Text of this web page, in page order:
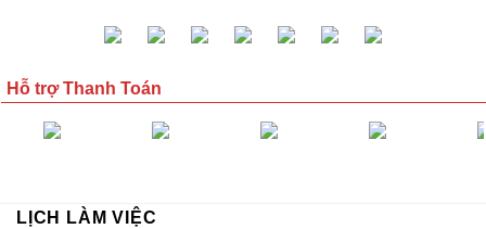
Hỗ trợ Thanh Toán
LỊCH LÀM VIỆC